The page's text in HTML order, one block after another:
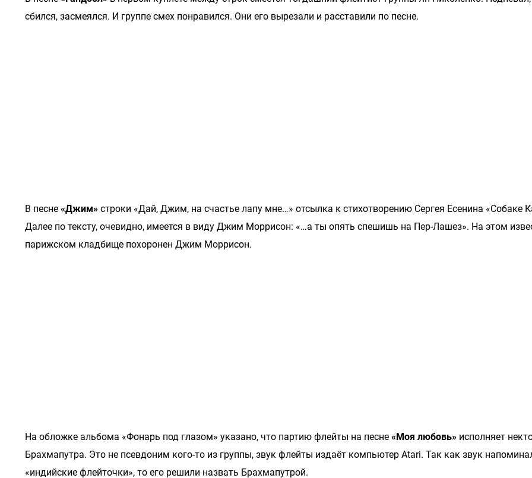
сбился, засмеялся. И группе смех понравился. Они его вырезали и расставили по песне.
В песне «Джим» строки «Дай, Джим, на счастье лапу мне…» отсылка к стихотворению Сергея Есенина «Собаке
Далее по тексту, очевидно, имеется в виду Джим Моррисон: «…а ты опять спешишь на Пер-Лашез». На этом
парижском кладбище похоронен Джим Моррисон.
На обложке альбома «Фонарь под глазом» указано, что партию флейты на песне «Моя любовь» исполняет
Брахмапутра. Это не псевдоним кого-то из группы, звук флейты издаёт компьютер Atari. Так как звук
«индийские флейточки», то его решили назвать Брахмапутрой.